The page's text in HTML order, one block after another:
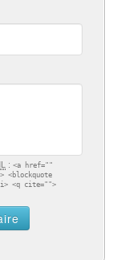
: <a href=""
<blockquote
<q cite="">